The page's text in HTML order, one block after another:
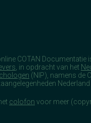
COTAN Documentatie
, in opdracht van het
(NIP), namens de
Nederland
colofon voor meer